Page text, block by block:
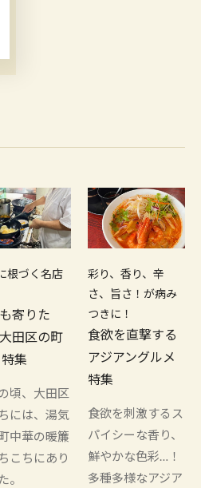
根づく名店
寄りた
田区の町
集
頃、大田区
には、湯気
中華の暖簾
こちにあり
。
彩り、香り、辛
さ、旨さ！が病み
つきに！
食欲を直撃する
アジアングルメ
特集
食欲を刺激するス
パイシーな香り、
鮮やかな色彩…！
多種多様なアジア